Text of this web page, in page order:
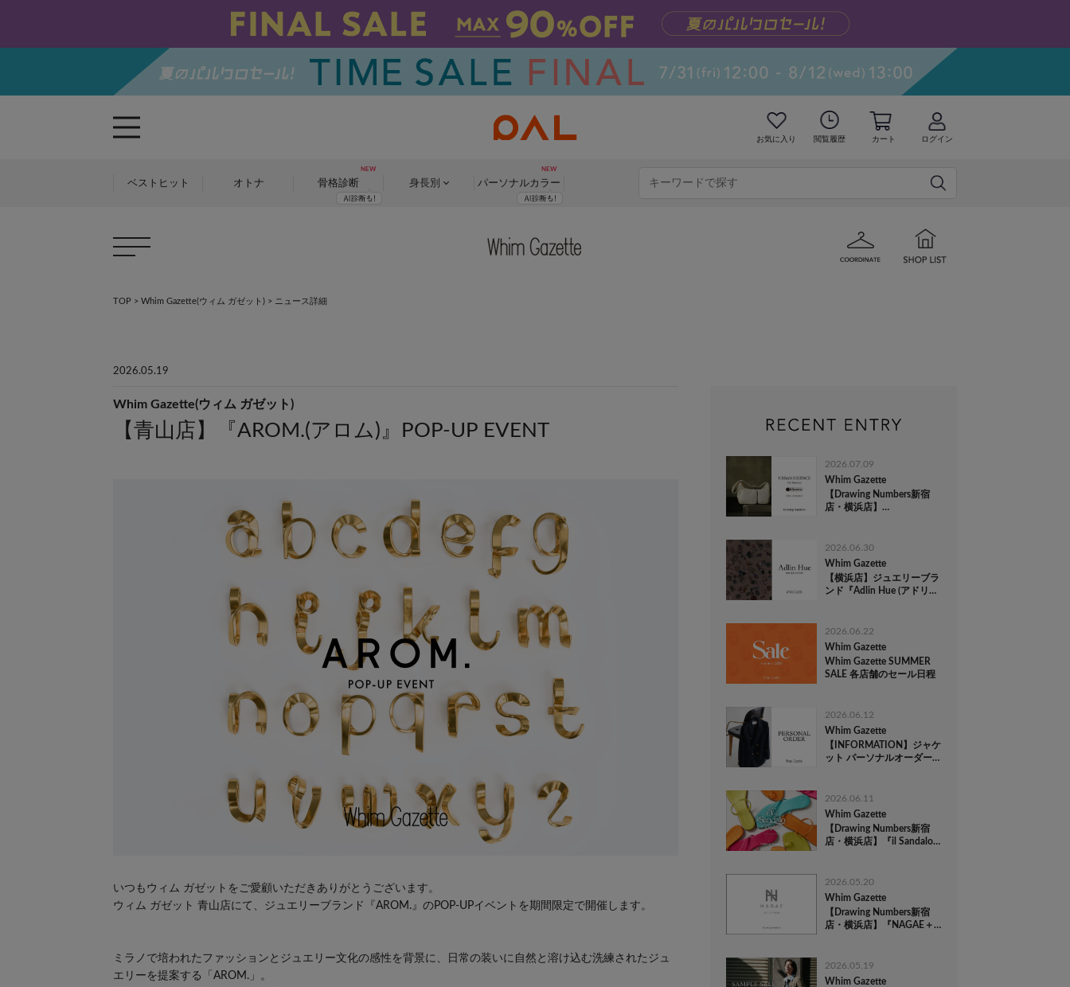
お気に入り 閲覧履歴 カート ログイン
ベストヒット オトナ 骨格診断 身長別 パーソナルカラー
TOP > Whim Gazette(ウィム ガゼット) > ニュース詳細
2026.05.19
Whim Gazette(ウィム ガゼット)
【青山店】『AROM.(アロム)』POP-UP EVENT
いつもウィム ガゼットをご愛顧いただきありがとうございます。
ウィム ガゼット 青山店にて、ジュエリーブランド『AROM.』のPOP-UPイベントを期間限定で開催します。
ミラノで培われたファッションとジュエリー文化の感性を背景に、日常の装いに自然と溶け込む洗練されたジュ
エリーを提案する「AROM.」。
2026.07.09
Whim Gazette
【Drawing Numbers新宿
店・横浜店】
2026.06.30
Whim Gazette
【横浜店】ジュエリーブラ
ンド『Adlin Hue (アドリン
2026.06.22
Whim Gazette
Whim Gazette SUMMER
SALE 各店舗のセール日程
2026.06.12
Whim Gazette
【INFORMATION】ジャケ
ット パーソナルオーダー
2026.06.11
Whim Gazette
【Drawing Numbers新宿
店・横浜店】『il Sandalo
EVENT
2026.05.20
Whim Gazette
【Drawing Numbers新宿
店・横浜店】『NAGAE＋
2026.05.19
Whim Gazette